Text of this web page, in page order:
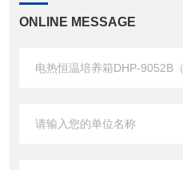
ONLINE MESSAGE